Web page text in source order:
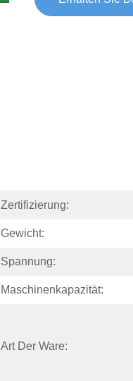
Zertifizierung:
Gewicht:
Spannung:
Maschinenkapazität:
Art Der Ware: